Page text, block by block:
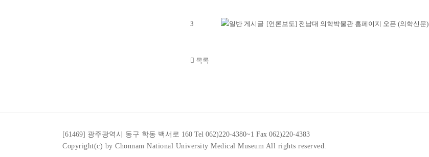
3 [언론보도] 전남대 의학박물관 홈페이지 오픈 (의학신문)
목록
[61469] 광주광역시 동구 학동 백서로 160 Tel 062)220-4380~1 Fax 062)220-4383
Copyright(c) by Chonnam National University Medical Museum All rights reserved.